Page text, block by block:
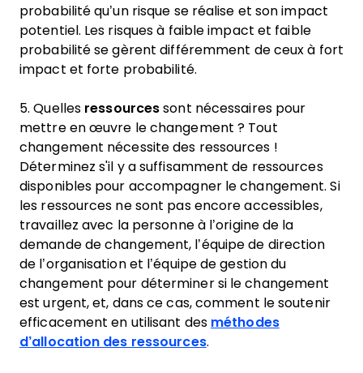
probabilité qu’un risque se réalise et son impact
potentiel. Les risques à faible impact et faible
probabilité se gèrent différemment de ceux à fort
impact et forte probabilité.
5. Quelles ressources sont nécessaires pour
mettre en œuvre le changement ? Tout
changement nécessite des ressources !
Déterminez s'il y a suffisamment de ressources
disponibles pour accompagner le changement. Si
les ressources ne sont pas encore accessibles,
travaillez avec la personne à l’origine de la
demande de changement, l’équipe de direction
de l’organisation et l’équipe de gestion du
changement pour déterminer si le changement
est urgent, et, dans ce cas, comment le soutenir
efficacement en utilisant des méthodes
d’allocation des ressources.